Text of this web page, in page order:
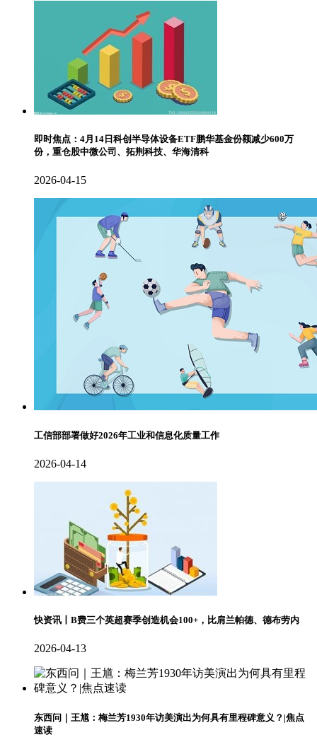
即时焦点：4月14日科创半导体设备ETF鹏华基金份额减少600万
份，重仓股中微公司、拓荆科技、华海清科
2026-04-15
工信部部署做好2026年工业和信息化质量工作
2026-04-14
快资讯丨B费三个英超赛季创造机会100+，比肩兰帕德、德布劳内
2026-04-13
东西问｜王馗：梅兰芳1930年访美演出为何具有里程碑意义？|焦点
速读